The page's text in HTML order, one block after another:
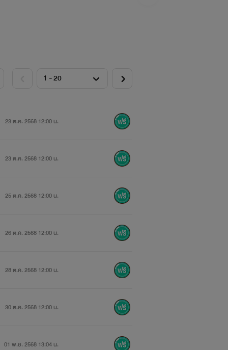
23 ต.ค. 2568 12:00 น.
23 ต.ค. 2568 12:00 น.
25 ต.ค. 2568 12:00 น.
26 ต.ค. 2568 12:00 น.
28 ต.ค. 2568 12:00 น.
30 ต.ค. 2568 12:00 น.
01 พ.ย. 2568 13:04 น.